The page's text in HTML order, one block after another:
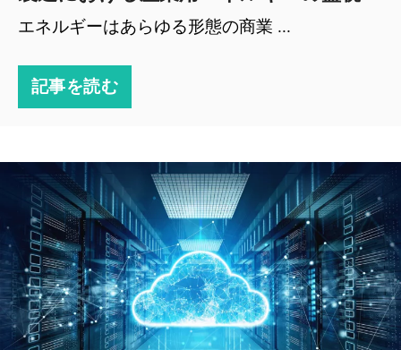
エネルギーはあらゆる形態の商業 ...
記事を読む